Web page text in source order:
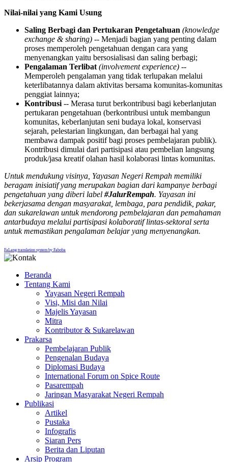
Nilai-nilai yang Kami Usung
Saling Berbagi dan Pertukaran Pengetahuan (knowledge
exchange & sharing) -- Menjadi bagian yang penting dalam
proses memperoleh pengetahuan dengan cara yang
menyenangkan yaitu bersosialisasi dan saling berbagi;
Pengalaman Terlibat (involvement experience) --
Memperoleh pengalaman yang tidak terlupakan melalui
keterlibatannya dalam aktivitas bersama komunitas-komunitas
penggiat lainnya;
Kontribusi -- Merasa turut berkontribusi bagi keberlanjutan
pertukaran pengetahuan (berkontribusi untuk membangun
komunitas, keberlanjutan seni budaya lokal, konservasi
sejarah, pelestarian lingkungan, dan berbagai hal yang
membawa dampak positif bagi proses pembelajaran publik).
Kontribusi dimulai dari partisipasi atau pembelian langsung
produk/jasa kreatif olahan hasil kolaborasi lintas komunitas.
Untuk mendukung visinya, Yayasan Negeri Rempah memiliki
beragam inisiatif yang merupakan bagian dari kampanye berbagi
pengetahuan yang diberi label #JalurRempah. Yayasan ini
bekerjasama dengan masyarakat, lembaga, para pendidik, pakar,
dan sukarelawan untuk mendorong pembelajaran dan pemahaman
antarbudaya melalui partisipasi kolaboratif lintas-sektoral serta
untuk memastikan pengalaman belajar yang menyenangkan.
FaLang translation system by Faboba
Beranda
Tentang Kami
Yayasan Negeri Rempah
Visi, Misi dan Nilai
Majelis Yayasan
Mitra
Kontributor & Sukarelawan
Prakarsa
Pembelajaran Publik
Pengenalan Budaya
Diplomasi Budaya
International Forum on Spice Route
Pasarempah
Jaringan Masyarakat Negeri Rempah
Publikasi
Artikel
Pustaka
Infografis
Siaran Pers
Berita dan Liputan
Arsip Program